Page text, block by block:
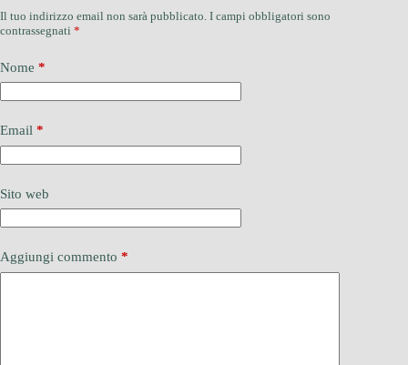
Il tuo indirizzo email non sarà pubblicato. I campi obbligatori sono
contrassegnati *
Nome *
Email *
Sito web
Aggiungi commento *